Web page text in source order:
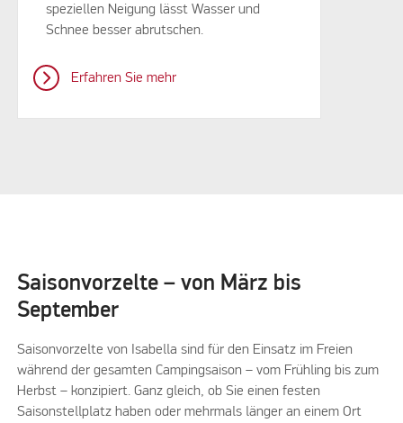
speziellen Neigung lässt Wasser und
Schnee besser abrutschen.
Erfahren Sie mehr
Saisonvorzelte – von März bis
September
Saisonvorzelte von Isabella sind für den Einsatz im Freien
während der gesamten Campingsaison – vom Frühling bis zum
Herbst – konzipiert. Ganz gleich, ob Sie einen festen
Saisonstellplatz haben oder mehrmals länger an einem Ort